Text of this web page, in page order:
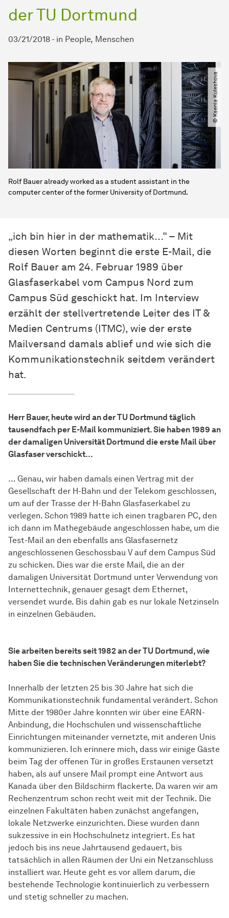
der TU Dortmund
03/21/2018 - in People Menschen
© Ksenia Kuleshova
Rolf Bauer already worked as a student assistant in the
computer center of the former University of Dortmund.
„ich bin hier in der mathematik…“ – Mit
diesen Worten beginnt die erste E-Mail, die
Rolf Bauer am 24. Februar 1989 über
Glasfaserkabel vom Campus Nord zum
Campus Süd geschickt hat. Im Interview
erzählt der stellvertretende Leiter des IT &
Medien Centrums (ITMC), wie der erste
Mailversand damals ablief und wie sich die
Kommunikationstechnik seitdem verändert
hat.
Herr Bauer, heute wird an der TU Dortmund täglich
tausendfach per E-Mail kommuniziert. Sie haben 1989 an
der damaligen Universität Dortmund die erste Mail über
Glasfaser verschickt…
… Genau, wir haben damals einen Vertrag mit der
Gesellschaft der H-Bahn und der Telekom geschlossen,
um auf der Trasse der H-Bahn Glasfaserkabel zu
verlegen. Schon 1989 hatte ich einen tragbaren PC, den
ich dann im Mathegebäude angeschlossen habe, um die
Test-Mail an den ebenfalls ans Glasfasernetz
angeschlossenen Geschossbau V auf dem Campus Süd
zu schicken. Dies war die erste Mail, die an der
damaligen Universität Dortmund unter Verwendung von
Internettechnik, genauer gesagt dem Ethernet,
versendet wurde. Bis dahin gab es nur lokale Netzinseln
in einzelnen Gebäuden.
Sie arbeiten bereits seit 1982 an der TU Dortmund, wie
haben Sie die technischen Veränderungen miterlebt?
Innerhalb der letzten 25 bis 30 Jahre hat sich die
Kommunikationstechnik fundamental verändert. Schon
Mitte der 1980er Jahre konnten wir über eine EARN-
Anbindung, die Hochschulen und wissenschaftliche
Einrichtungen miteinander vernetzte, mit anderen Unis
kommunizieren. Ich erinnere mich, dass wir einige Gäste
beim Tag der offenen Tür in großes Erstaunen versetzt
haben, als auf unsere Mail prompt eine Antwort aus
Kanada über den Bildschirm flackerte. Da waren wir am
Rechenzentrum schon recht weit mit der Technik. Die
einzelnen Fakultäten haben zunächst angefangen,
lokale Netzwerke einzurichten. Diese wurden dann
sukzessive in ein Hochschulnetz integriert. Es hat
jedoch bis ins neue Jahrtausend gedauert, bis
tatsächlich in allen Räumen der Uni ein Netzanschluss
installiert war. Heute geht es vor allem darum, die
bestehende Technologie kontinuierlich zu verbessern
und stetig schneller zu machen.